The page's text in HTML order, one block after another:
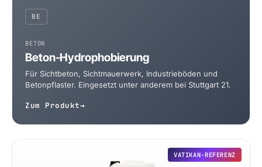
BE
BETON
Beton-Hydrophobierung
Für Sichtbeton, Sichtmauerwerk, Industrieböden und
Betonpflaster. Eingesetzt unter anderem bei Stuttgart 21.
Zum Produkt→
VATIKAN-REFERENZ